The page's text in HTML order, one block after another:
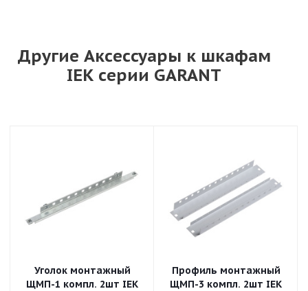
Другие Аксессуары к шкафам
IEK серии GARANT
Уголок монтажный
ЩМП-1 компл. 2шт IEK
Профиль монтажный
ЩМП-3 компл. 2шт IEK